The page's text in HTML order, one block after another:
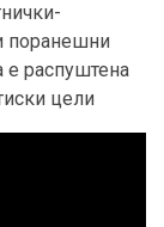
поранешни
е распуштена
цели